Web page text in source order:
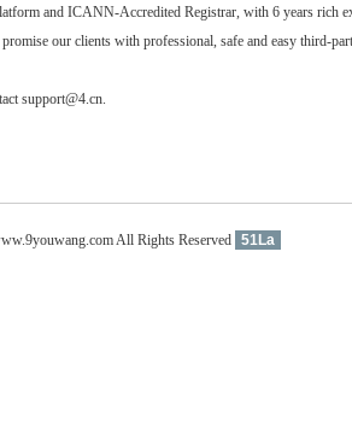
and ICANN-Accredited Registrar, with 6 years rich
our clients with professional, safe and easy third-
support@4.cn.
All Rights Reserved 51La